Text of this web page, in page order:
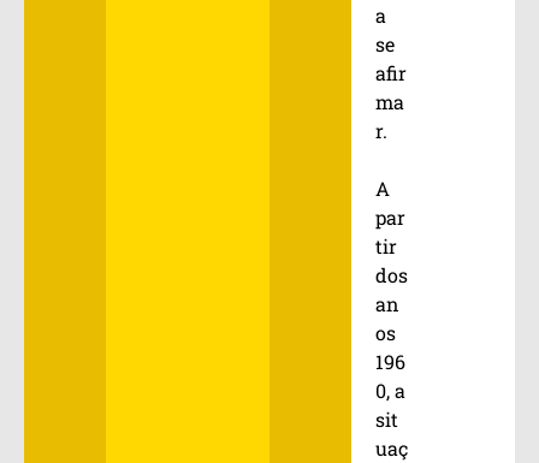
a
se
afir
ma
r.
A
par
tir
dos
an
os
196
0, a
sit
uaç